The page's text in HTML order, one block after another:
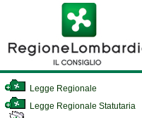
Legge Regionale
Legge Regionale Statutaria